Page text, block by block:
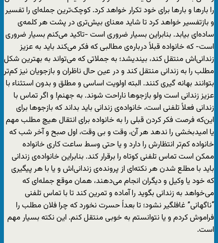
را بارها و بارها برای خود تکرار خواهد کرد. کوچک‌ترین جمله‌ای را تفسیر
و بازتفسیر خواهد کرد تا شاید معنای بیش‌تری در پشت هر کلمه‌ی
ساده‌ای بیابد. بنابراین بسیار ضروری است -تاکید می‌کنم بسیار ضروری
است- که خانواده قبلاً درباره‌ی مطالبی که فکر می‌کند باید به عزیز
زندانی‌اش منتقل کند، بیندیشد؛ به جملاتی که می‌تواند به بهترین شکل
مطلب را به زندانی منتقل کند و در عین حال ناظران و بازجویان نیز کم‌تر
بتوانند بهانه گیری کنند. البته اولویت اساسی و مطلق و بدون استثناء با
عزیز زندانی است ولو بازجوها ناراحت شوند. به جهنم! و اگر تماس با
زندانی فعلاً تلفنی است، خانواده‌ی زندانی باید بداند که بازجوها برای
این‌که فرصت فکر کردن قبلی را به خانواده برای انتقال هیچ مطلب مهم
یا امیدبخشی را ندهد هر آن، وقت و بی وقت، اول صبح و آخر شب که
خانواده کم‌تر انتظارش را دارد و یا حتی وسط ساعت کاری خانواده
ممکن است تماس تلفنی کوتاه را برقرار کند. بنابراین خانواده‌ی زندانی
باید با مطلع شدن هر نکته‌ای از پرونده‌ی زندانی‌اش و یا با هر پیگیری
که خود یا وکیل و دیگران انجام می‌دهند، همان موقع جمله‌ای که
می‌خواهد به زندانی بگوید را آماده و تمرین کند تا با تماس تلفنی
“ناگهانی” غافلگیر نشود؛ تا بعداً حسرت نخورد که چرا فلان مطلب را
فراموش کردم و یا نتوانستم به خوبی منتقل کنم. این نکته بسیار مهم
است.